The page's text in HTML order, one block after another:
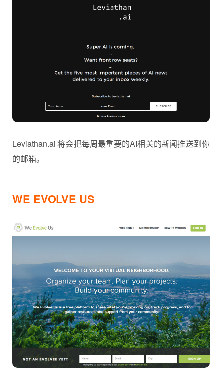
Leviathan.ai 将会把每周最重要的AI相关的新闻推送到你
的邮箱。
WE EVOLVE US